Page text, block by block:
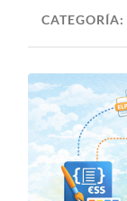
móvil
CATEGORÍA: